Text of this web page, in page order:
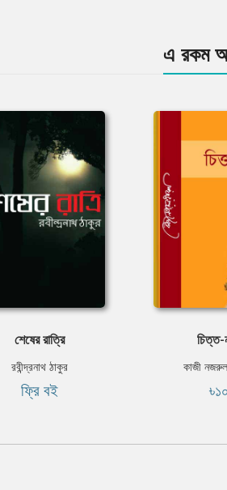
এ রকম
শেষের রাত্রি
রবীন্দ্রনাথ ঠাকুর
ফ্রি বই
চিত্ত-
কাজী
৳১০